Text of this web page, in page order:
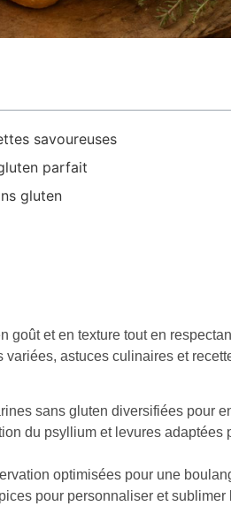
savoureuses
parfait
gluten
goût et en texture tout en
astuces culinaires et
sans gluten diversifiées pour
du psyllium et levures adaptées
optimisées pour une
pour personnaliser et sublimer